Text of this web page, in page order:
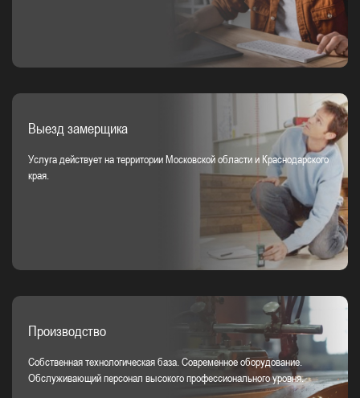
Выезд замерщика
Услуга действует на территории Московской области и Краснодарского
края.
Производство
Собственная технологическая база. Современное оборудование.
Обслуживающий персонал высокого профессионального уровня.